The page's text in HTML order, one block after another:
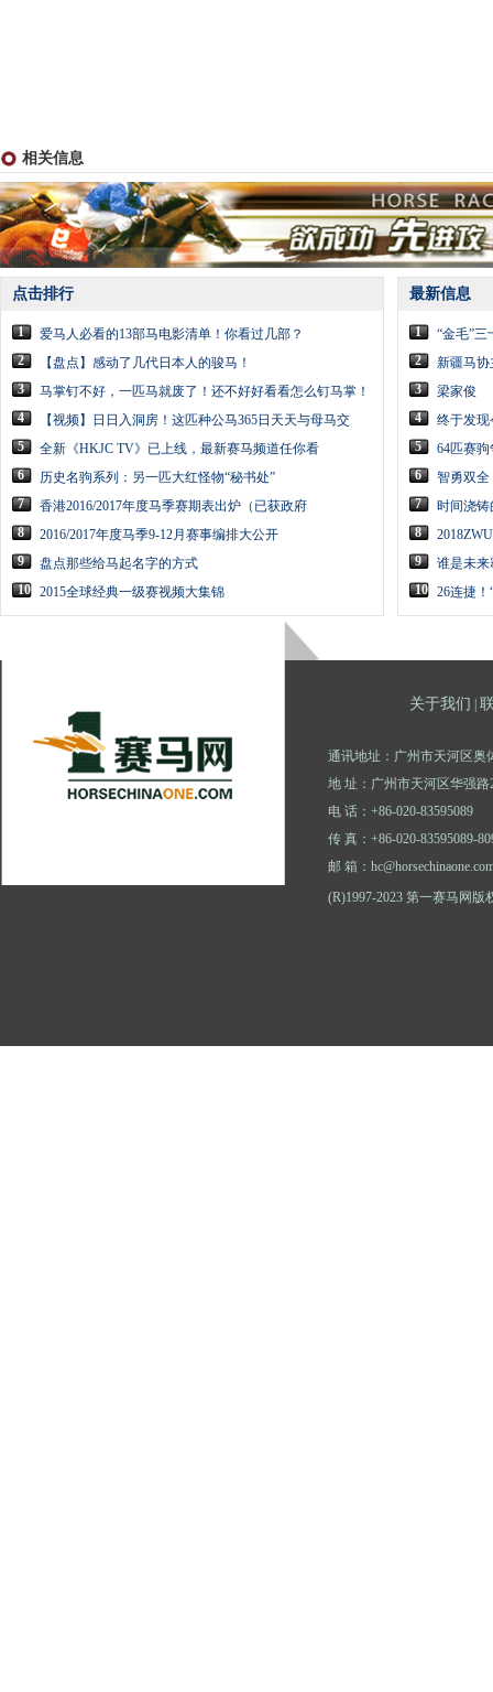
相关信息
点击排行
1
爱马人必看的13部马电影清单！你看过几部？
2
【盘点】感动了几代日本人的骏马！
3
马掌钉不好，一匹马就废了！还不好好看看怎么钉马掌！
4
【视频】日日入洞房！这匹种公马365日天天与母马交
5
全新《HKJC TV》已上线，最新赛马频道任你看
6
历史名驹系列：另一匹大红怪物“秘书处”
7
香港2016/2017年度马季赛期表出炉（已获政府
8
2016/2017年度马季9-12月赛事编排大公开
9
盘点那些给马起名字的方式
10 2015全球经典一级赛视频大集锦
最新信息
1
“金毛”
2
新疆马协
3
梁家俊
4
终于发现
5
64匹赛
6
智勇双全
7
时间浇铸
8
9
谁是未来
10 26连捷
关于我们 |
通讯地址：广州市天河区奥
地 址：广州市天河区华强路
电 话：+86-020-83595089
传 真：+86-020-83595089-
邮 箱：
(R)1997-2023 第一赛马网版